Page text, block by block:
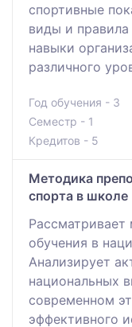
спортивные
виды и
навыки
различного
Год обучения - 3
Семестр - 1
Кредитов - 5
Методика
спорта в школе
обучения в
Анализирует
национальных
современном
эффективного